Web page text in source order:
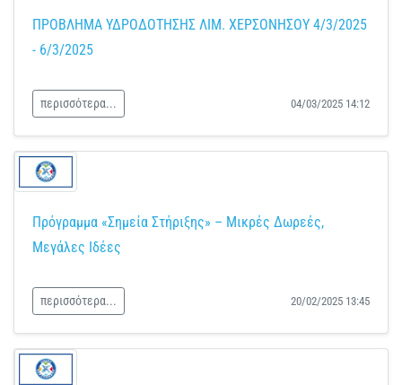
ΠΡΟΒΛΗΜΑ ΥΔΡΟΔΟΤΗΣΗΣ ΛΙΜ. ΧΕΡΣΟΝΗΣΟΥ 4/3/2025
- 6/3/2025
περισσότερα... 04/03/2025 14:12
Πρόγραμμα «Σημεία Στήριξης» – Μικρές Δωρεές,
Μεγάλες Ιδέες
περισσότερα... 20/02/2025 13:45